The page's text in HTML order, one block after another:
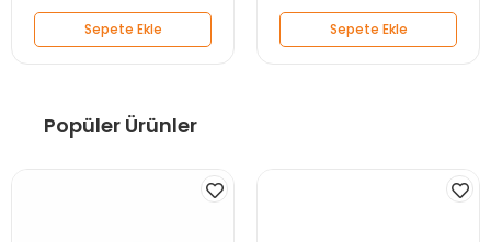
Sepete Ekle Sepete Ekle
Popüler Ürünler